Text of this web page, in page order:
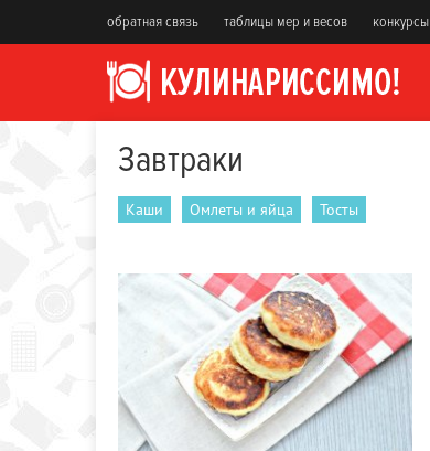
обратная связь таблицы мер и весов конкурсы
Завтраки
Каши Омлеты и яйца Тосты